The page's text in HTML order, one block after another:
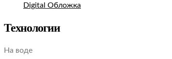
Digital Обложка
Технологии
На воде